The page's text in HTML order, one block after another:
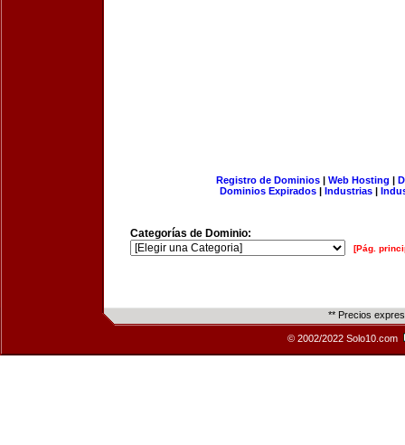
Registro de Dominios| Web Hosting |
Dominios Expirados | Industrias |
Categorías de Dominio:
[Pág.
** Precios
© 2002/2022 Solo10.com